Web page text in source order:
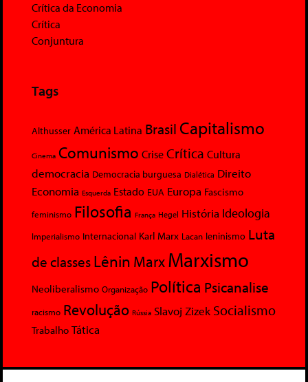
Crítica da Economia
Crítica
Conjuntura
Tags
Althusser América Latina Brasil Capitalismo
Cinema Comunismo Crise Crítica Cultura
democracia Democracia burguesa Dialética Direito
Economia Esquerda Estado EUA Europa Fascismo
feminismo Filosofia França Hegel História Ideologia
Imperialismo Internacional Karl Marx Lacan leninismo Luta
de classesLênin MarxMarxismo
Neoliberalismo Organização Política Psicanalise
racismo Revolução Rússia Slavoj Zizek Socialismo
Trabalho Tática